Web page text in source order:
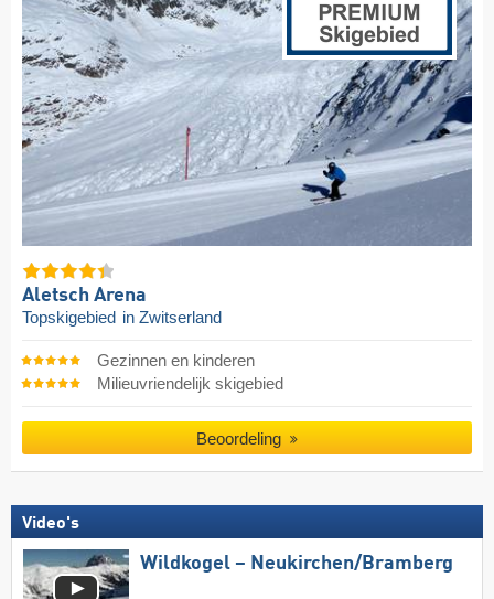
Aletsch Arena
Topskigebied in Zwitserland
Gezinnen en kinderen
Milieuvriendelijk skigebied
Beoordeling
Video's
Wildkogel – Neukirchen/​Bramberg